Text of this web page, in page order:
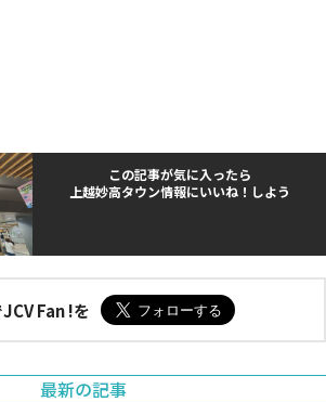
この記事が気に入ったら
上越妙高タウン情報にいいね！しよう
Fan !を
最新の記事